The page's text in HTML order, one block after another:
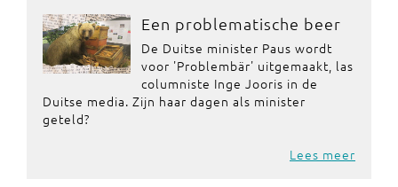
Een problematische beer
De Duitse minister Paus wordt
voor 'Problembär' uitgemaakt, las
columniste Inge Jooris in de
Duitse media. Zijn haar dagen als minister
geteld?
Lees meer